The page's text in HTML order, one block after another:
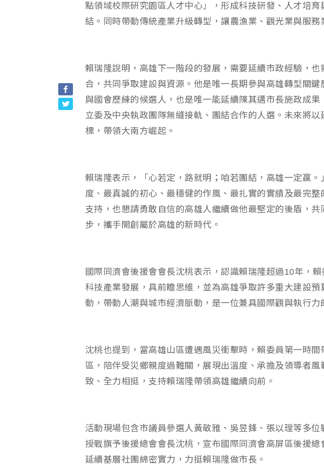
點領域校際研究園區人才中心」，形成科技研發、人才培育
結。同時帶動傳統產業升級轉型，讓農漁業、觀光業與服務
賴瑞隆說明，高雄下一階段的發展，需要延續市政經驗，也
合，共同爭取建設與資源。他是唯一長期參與高雄轉型關
與國會歷練的候選人，也是唯一能延續陳其邁市長施政成果
立委及中央執政團隊無縫接軌、團結合作的人選。未來將以
標，帶領大南方崛起。
賴瑞隆表示，「心若定，路就明；咱若團結，高雄一定贏。
度、最真誠的初心、最穩健的作風、最扎實的實績及最完整
支持，也懇請勇敢自信的高雄人繼續做他最堅定的後盾，
步，攜手開創屬於高雄的新時代。
國際同濟會後援會會長沈桃表示，認識賴瑞隆超過10年，
科技產業發展，具前瞻思維，並為高雄爭取許多重大建設預
動，帶動人潮與城市經濟脈動，是一位兼具國際觀與執行力
沈桃也提到，當高雄山區遭遇風災衝擊時，賴委員第一時間
區，陪伴受災鄉親度過難關，展現出溫度、承擔及領導者
致、全力相挺，支持賴瑞隆帶領高雄繼續向前。
活動現場包含市議員參選人黃敬雅、吳昱鋒、張以理等多
授戰旗予後援總會會長沈桃，宣布國際同濟會高屏區後援總
延續基層社團綿密實力，力挺賴瑞隆做市長。